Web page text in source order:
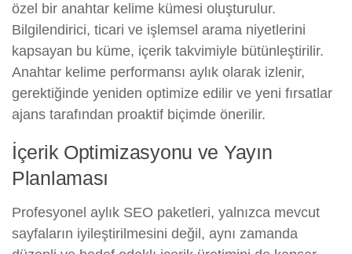
özel bir anahtar kelime kümesi oluşturulur.
Bilgilendirici, ticari ve işlemsel arama niyetlerini
kapsayan bu küme, içerik takvimiyle bütünleştirilir.
Anahtar kelime performansı aylık olarak izlenir,
gerektiğinde yeniden optimize edilir ve yeni fırsatlar
ajans tarafından proaktif biçimde önerilir.
İçerik Optimizasyonu ve Yayın
Planlaması
Profesyonel aylık SEO paketleri, yalnızca mevcut
sayfaların iyileştirilmesini değil, aynı zamanda